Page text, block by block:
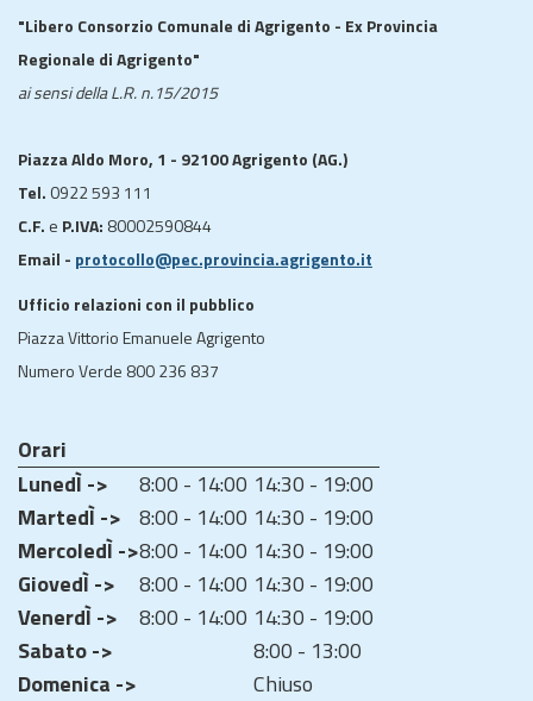
"Libero Consorzio Comunale di Agrigento - Ex Provincia
Regionale di Agrigento"
ai sensi della L.R. n.15/2015
Piazza Aldo Moro, 1 - 92100 Agrigento (AG.)
Tel. 0922 593 111
C.F. e P.IVA: 80002590844
Email - protocollo@pec.provincia.agrigento.it
Ufficio relazioni con il pubblico
Piazza Vittorio Emanuele Agrigento
Numero Verde 800 236 837
Orari
LunedÌ ->
8:00 - 14:00 14:30 - 19:00
MartedÌ -> 8:00 - 14:00 14:30 - 19:00
MercoledÌ ->8:00 - 14:00 14:30 - 19:00
GiovedÌ ->
8:00 - 14:00 14:30 - 19:00
VenerdÌ ->
8:00 - 14:00 14:30 - 19:00
Sabato ->
8:00 - 13:00
Domenica ->
Chiuso